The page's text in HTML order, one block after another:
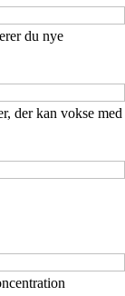
du nye
der kan vokse med